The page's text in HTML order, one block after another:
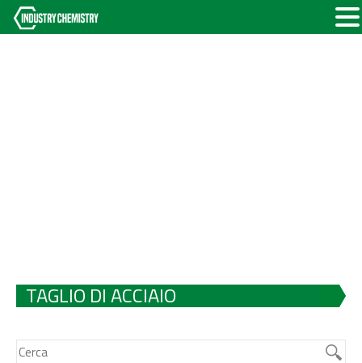
TAGLIO DI ACCIAIO